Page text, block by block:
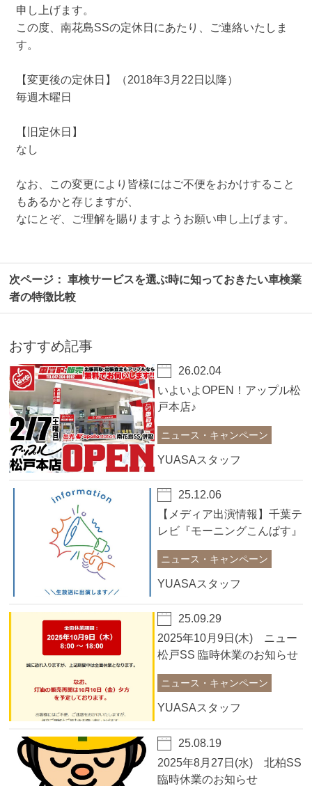
申し上げます。
この度、南花島SSの定休日にあたり、ご連絡いたしま
す。
【変更後の定休日】（2018年3月22日以降）
毎週木曜日
【旧定休日】
なし
なお、この変更により皆様にはご不便をおかけすること
もあるかと存じますが、
なにとぞ、ご理解を賜りますようお願い申し上げます。
車検サービスを選ぶ時に知っておきたい車検業
者の特徴比較
おすすめ記事
26.02.04
いよいよOPEN！アップル松
戸本店♪
ニュース・キャンペーン
YUASAスタッフ
25.12.06
【メディア出演情報】千葉テ
レビ『モーニングこんぱす』
に出演しました！
ニュース・キャンペーン
YUASAスタッフ
25.09.29
2025年10月9日(木) ニュー
松戸SS 臨時休業のお知らせ
ニュース・キャンペーン
YUASAスタッフ
25.08.19
2025年8月27日(水) 北柏SS
臨時休業のお知らせ